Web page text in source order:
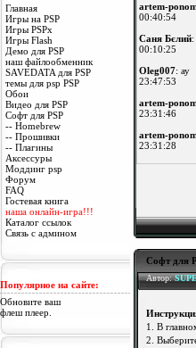
Главная
Игры на PSP
Игры PSPx
Игры Flash
Демо для PSP
наш файлообменник
SAVEDATA для PSP
темы для psp PSP
Обои
Видео для PSP
Софт для PSP
-- Homebrew
-- Прошивки
-- Плагины
Аксессуры
Моддинг psp
Форум
FAQ
Гостевая книга
наша онлайн-игра!!!
Каталог ссылок
Связь с админом
Популярное на сайте:
Обновите ваш
флеш плеер.
artem-
00:40:54
Саня Бєлий:
00:10:25
Oleg007: ау
23:47:53
artem-
23:31:46
artem-
23:31:28
Oleg007:
artem-
23:27:23
Oleg007:
23:26:55
artem-
23:25:47
Софт для
Автор:
1. В
2.